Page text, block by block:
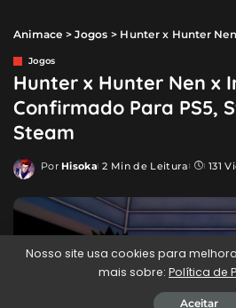
Animace >Jogos > Hunter x Hunter Nen x Impact: Jogo é
Jogos
Hunter x Hunter Nen x
Confirmado Para PS5,
Steam
Posted
Por Hisoka 2 Min de Leitura 131
Nosso site usa cookies para
mais sobre: Política de
Aceitar